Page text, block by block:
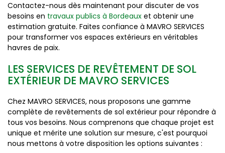
Contactez-nous dès maintenant pour discuter de vos
besoins en travaux publics à Bordeaux et obtenir une
estimation gratuite. Faites confiance à MAVRO SERVICES
pour transformer vos espaces extérieurs en véritables
havres de paix.
LES SERVICES DE REVÊTEMENT DE SOL
EXTÉRIEUR DE MAVRO SERVICES
Chez MAVRO SERVICES, nous proposons une gamme
complète de revêtements de sol extérieur pour répondre à
tous vos besoins. Nous comprenons que chaque projet est
unique et mérite une solution sur mesure, c'est pourquoi
nous mettons à votre disposition les options suivantes :